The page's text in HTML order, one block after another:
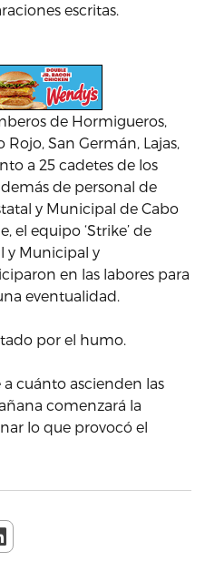
escritas.
de Hormigueros,
Rojo, San Germán, Lajas,
a 25 cadetes de los
de personal de
y Municipal de Cabo
el equipo ‘Strike’ de
y Municipal y
en las labores para
eventualidad.
por el humo.
cuánto ascienden las
comenzará la
lo que provocó el